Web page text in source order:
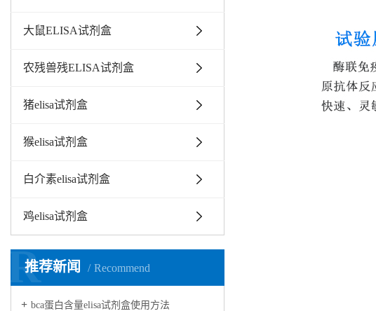
大鼠ELISA试剂盒
农残兽残ELISA试剂盒
猪elisa试剂盒
猴elisa试剂盒
白介素elisa试剂盒
鸡elisa试剂盒
推荐新闻 Recommend
R
bca蛋白含量elisa试剂盒使用方法